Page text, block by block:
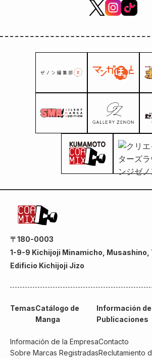
〒180-0003
1-9-9 Kichijoji Minamicho, Musashino,
Edificio Kichijoji Jizo
TemasCatálogo de
Manga
Información
Publicaciones
Información de la EmpresaContacto
Sobre Marcas RegistradasReclutamiento